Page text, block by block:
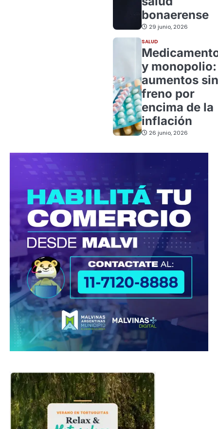
bonaerense
29 junio, 2026
SALUD
y monopolio:
aumentos sin
freno por
encima de la
inflación
26 junio, 2026